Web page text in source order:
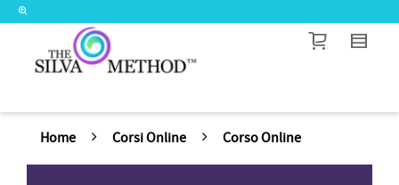
I'm looking forproductin a sizesize.
Show me the
Home Corsi Online Corso Online